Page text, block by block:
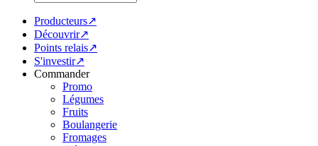
Producteurs↗
Découvrir↗
Points relais↗
S'investir↗
Commander
Promo
Légumes
Fruits
Boulangerie
Fromages